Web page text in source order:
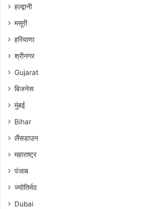
हल्द्वानी
मसूरी
हरियाणा
श्रीनगर
Gujarat
बिजनेस
मुंबई
Bihar
लैंसडाउन
महाराष्ट्र
पंजाब
ज्योतिर्मठ
Dubai